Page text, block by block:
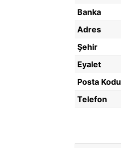
Banka
Adres
Şehir
Eyalet
Posta Kodu
Telefon